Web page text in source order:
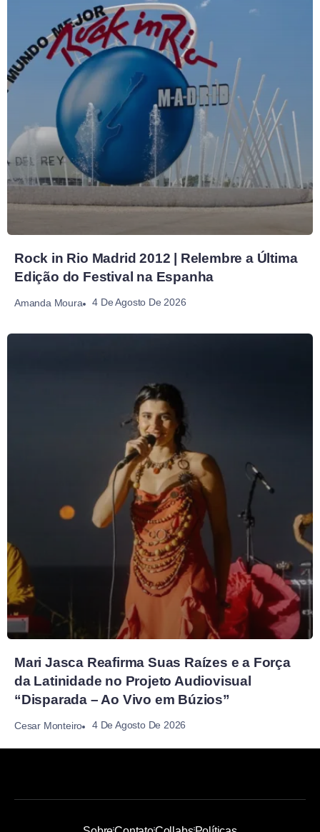
Rock in Rio Madrid 2012 | Relembre a Última
Edição do Festival na Espanha
Amanda Moura 4 De Agosto De 2026
Mari Jasca Reafirma Suas Raízes e a Força
da Latinidade no Projeto Audiovisual
“Disparada – Ao Vivo em Búzios”
Cesar Monteiro 4 De Agosto De 2026